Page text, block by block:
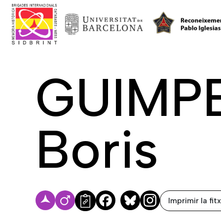
Boris
FacebookBluesky Imprimir la